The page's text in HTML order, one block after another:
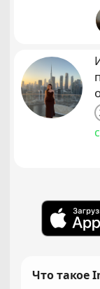
Что такое